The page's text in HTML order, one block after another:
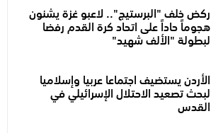
ركض خلف "البرستيج".. لاعبو غزة يشنون
هجوماً حاداً على اتحاد كرة القدم رفضا
لبطولة "الألف شهيد"
الأردن يستضيف اجتماعا عربيا وإسلاميا
لبحث تصعيد الاحتلال الإسرائيلي في
القدس